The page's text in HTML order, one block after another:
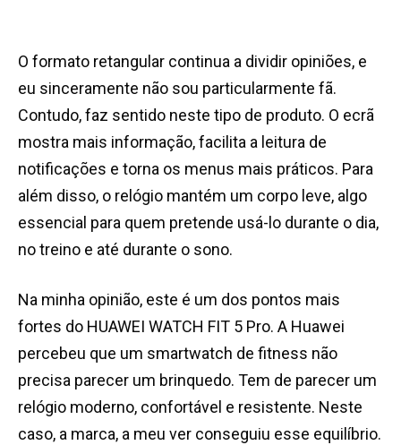
O formato retangular continua a dividir opiniões, e
eu sinceramente não sou particularmente fã.
Contudo, faz sentido neste tipo de produto. O ecrã
mostra mais informação, facilita a leitura de
notificações e torna os menus mais práticos. Para
além disso, o relógio mantém um corpo leve, algo
essencial para quem pretende usá-lo durante o dia,
no treino e até durante o sono.
Na minha opinião, este é um dos pontos mais
fortes do HUAWEI WATCH FIT 5 Pro. A Huawei
percebeu que um smartwatch de fitness não
precisa parecer um brinquedo. Tem de parecer um
relógio moderno, confortável e resistente. Neste
caso, a marca, a meu ver conseguiu esse equilíbrio.